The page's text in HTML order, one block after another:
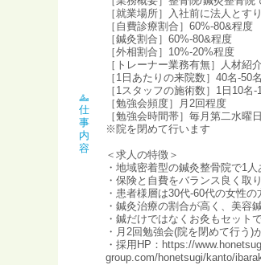
仕
事
内
容
［就業場所］入社前に法人とす
［自費診療割合］60%-80&程度
［鍼灸割合］60%-80&程度
［外相割合］10%-20%程度
［トレーナー業務有無］人材紹
［1日あたりの来院数］40名-50名
［1スタッフの施術数］1日10名-
［勉強会頻度］月2回程度
［勉強会時間帯］毎月第二水曜
※院を閉めて行います
＜求人の特徴＞
・地域密着型の鍼灸整骨院で1
・保険と自費をバランス良く取
・患者様層は30代-60代の女性
・鍼灸治療の割合が高く、美容
・鍼だけではなくお灸もセット
・月2回勉強会(院を閉めて行う)
・採用HP：https://
group.com/honetsugi/kanto/